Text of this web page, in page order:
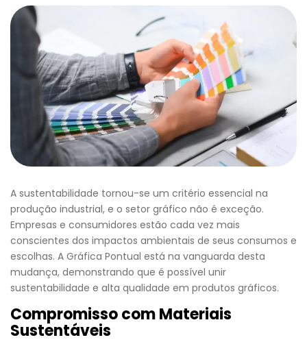
A sustentabilidade tornou-se um critério essencial na
produção industrial, e o setor gráfico não é exceção.
Empresas e consumidores estão cada vez mais
conscientes dos impactos ambientais de seus consumos e
escolhas. A Gráfica Pontual está na vanguarda desta
mudança, demonstrando que é possível unir
sustentabilidade e alta qualidade em produtos gráficos.
Compromisso com Materiais
Sustentáveis